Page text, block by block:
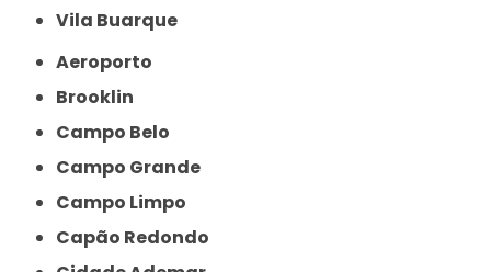
Vila Buarque
Aeroporto
Brooklin
Campo Belo
Campo Grande
Campo Limpo
Capão Redondo